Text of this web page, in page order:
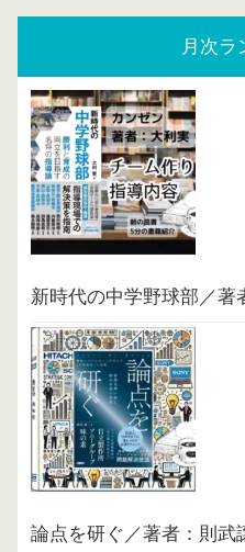
月次ラ
新時代の中学野球部／著
論点を研ぐ／著者：則武